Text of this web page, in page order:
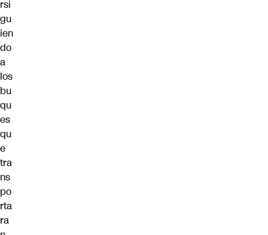
rsi
gu
ien
do
a
los
bu
qu
es
qu
e
tra
ns
po
rta
ra